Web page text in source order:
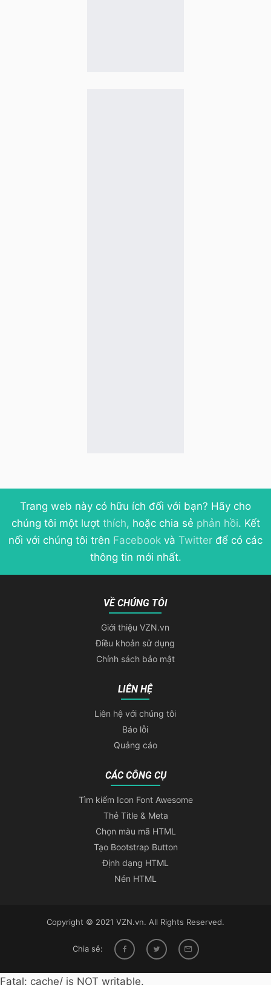
Trang web này có hữu ích đối với bạn? Hãy cho
chúng tôi một lượt thích, hoặc chia sẻ phản hồi. Kết
nối với chúng tôi trên Facebook và Twitter để có các
thông tin mới nhất.
VỀ CHÚNG TÔI
Giới thiệu VZN.vn
Điều khoản sử dụng
Chính sách bảo mật
LIÊN HỆ
Liên hệ với chúng tôi
Báo lỗi
Quảng cáo
CÁC CÔNG CỤ
Tìm kiếm Icon Font Awesome
Thẻ Title & Meta
Chọn màu mã HTML
Tạo Bootstrap Button
Định dạng HTML
Nén HTML
Copyright © 2021 VZN.vn. All Rights Reserved.
Chia sẻ:
Fatal: cache/ is NOT writable.